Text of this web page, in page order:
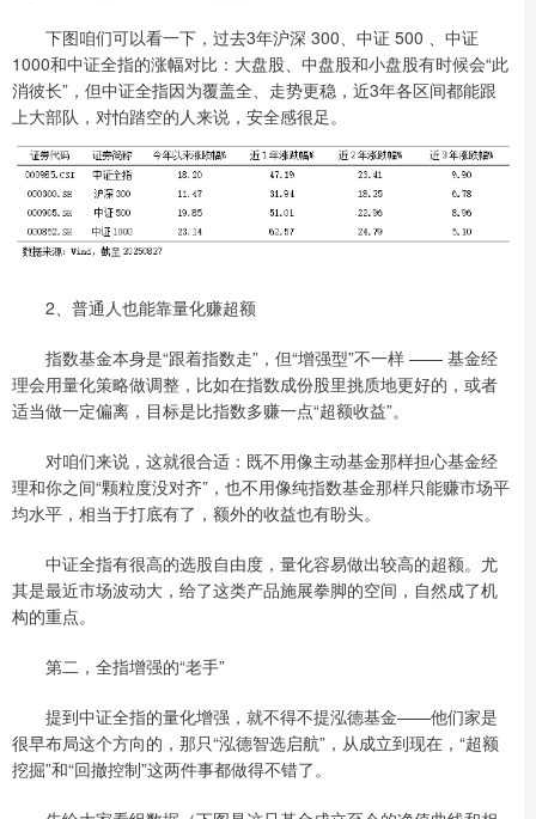
下图咱们可以看一下，过去3年沪深 300、中证 500 、中证
1000和中证全指的涨幅对比：大盘股、中盘股和小盘股有时候会“此
消彼长”，但中证全指因为覆盖全、走势更稳，近3年各区间都能跟
上大部队，对怕踏空的人来说，安全感很足。
2、普通人也能靠量化赚超额
指数基金本身是“跟着指数走”，但“增强型”不一样 —— 基金经
理会用量化策略做调整，比如在指数成份股里挑质地更好的，或者
适当做一定偏离，目标是比指数多赚一点“超额收益”。
对咱们来说，这就很合适：既不用像主动基金那样担心基金经
理和你之间“颗粒度没对齐”，也不用像纯指数基金那样只能赚市场平
均水平，相当于打底有了，额外的收益也有盼头。
中证全指有很高的选股自由度，量化容易做出较高的超额。尤
其是最近市场波动大，给了这类产品施展拳脚的空间，自然成了机
构的重点。
第二，全指增强的“老手”
提到中证全指的量化增强，就不得不提泓德基金——他们家是
很早布局这个方向的，那只“泓德智选启航”，从成立到现在，“超额
挖掘”和“回撤控制”这两件事都做得不错了。